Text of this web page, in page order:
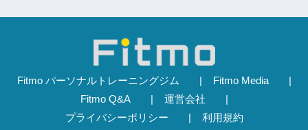
Fitmo パーソナルトレーニングジム
Fitmo Media
Fitmo Q&A
運営会社
プライバシーポリシー
利用規約